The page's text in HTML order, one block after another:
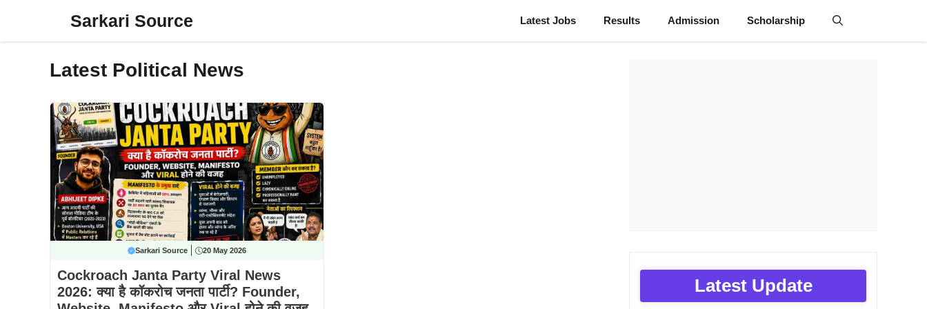
Sarkari Source Latest Jobs Results Admission Scholarship
Latest Political News
Sarkari Source 20 May 2026
Cockroach Janta Party Viral News
2026: क्या है कॉकरोच जनता पार्टी? Founder,
Latest Update